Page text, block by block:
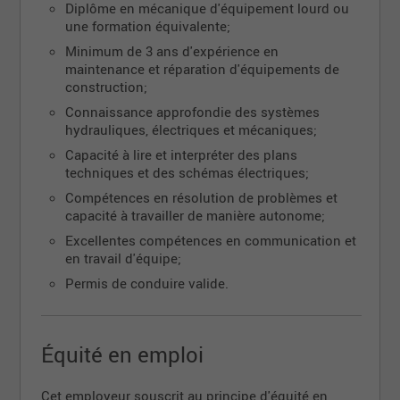
Ce que tu feras :
Diagnostiquer, réparer et entretenir les
équipements de construction, y compris mais
sans s'y limiter, les pelles mécaniques, les
plateformes élévatrices, les chargeurs et les
plaques vibrantes;
Effectuer des inspections régulières et des
entretiens préventifs;
Identifier et résoudre les problèmes
mécaniques et électriques;
Tenir des dossiers précis des réparations et des
entretiens effectués;
Collaborer avec l'équipe pour assurer une
gestion efficace de la flotte;
Ce que nous recherchons :
Diplôme en mécanique d'équipement lourd ou
une formation équivalente;
Minimum de 3 ans d'expérience en
maintenance et réparation d'équipements de
construction;
Connaissance approfondie des systèmes
hydrauliques, électriques et mécaniques;
Capacité à lire et interpréter des plans
techniques et des schémas électriques;
Compétences en résolution de problèmes et
capacité à travailler de manière autonome;
Excellentes compétences en communication et
en travail d'équipe;
Permis de conduire valide.
Équité en emploi
Cet employeur souscrit au principe d'équité en